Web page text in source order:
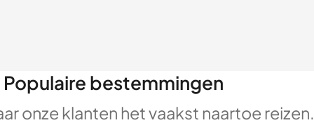
Populaire bestemmingen
onze klanten het vaakst naartoe reizen.